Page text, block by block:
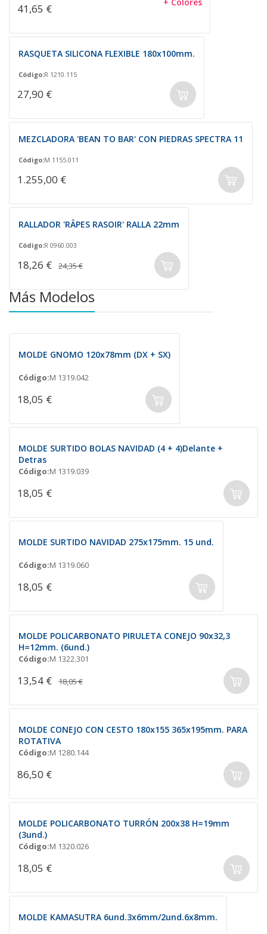
41,65 € + Colores
RASQUETA SILICONA FLEXIBLE 180x100mm.
Código:R 1210.115
27,90 €
MEZCLADORA 'BEAN TO BAR' CON PIEDRAS SPECTRA 11
Código:M 1155.011
1.255,00 €
RALLADOR 'RÂPES RASOIR' RALLA 22mm
Código:R 0960.003
18,26 € 24,35 €
Más Modelos
MOLDE GNOMO 120x78mm (DX + SX)
Código:M 1319.042
18,05 €
MOLDE SURTIDO BOLAS NAVIDAD (4 + 4)Delante +
Detras
Código:M 1319.039
18,05 €
MOLDE SURTIDO NAVIDAD 275x175mm. 15 und.
Código:M 1319.060
18,05 €
MOLDE POLICARBONATO PIRULETA CONEJO 90x32,3
H=12mm. (6und.)
Código:M 1322.301
13,54 € 18,05 €
MOLDE CONEJO CON CESTO 180x155 365x195mm. PARA
ROTATIVA
Código:M 1280.144
86,50 €
MOLDE POLICARBONATO TURRÓN 200x38 H=19mm
(3und.)
Código:M 1320.026
18,05 €
MOLDE KAMASUTRA 6und.3x6mm/2und.6x8mm.